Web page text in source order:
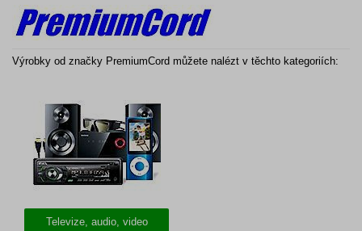
Výrobky od značky PremiumCord můžete nalézt v těchto kategoriích:
Televize, audio, video